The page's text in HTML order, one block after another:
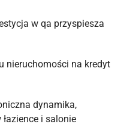
w qa przyspiesza
nieruchomości na kredyt
dynamika,
i salonie